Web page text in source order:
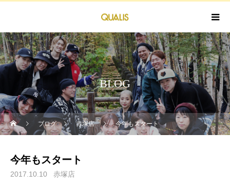
BLOG
ブログ 赤塚店 今年もスタート
今年もスタート
2017.10.10 赤塚店